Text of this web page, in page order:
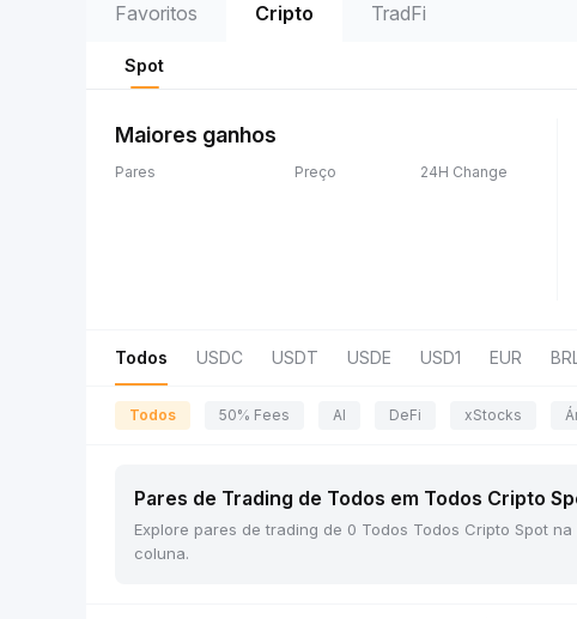
Favoritos Cripto TradFi
Spot
Maiores ganhos
Pares Preço 24H Change
Todos USDC USDT USDE USD1 EUR
Todos 50% Fees AI DeFi xStocks
Pares de Trading de Todos em Todos Cripto
Explore pares de trading de 0 Todos Todos Cripto Spot
coluna.